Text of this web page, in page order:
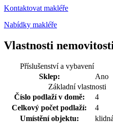
Kontaktovat makléře
Nabídky makléře
Vlastnosti
Příslušenství a vybavení
Sklep:
Ano
Základní vlastnosti
Číslo podlaží v domě:
4
Celkový počet podlaží:
4
Umístění objektu: